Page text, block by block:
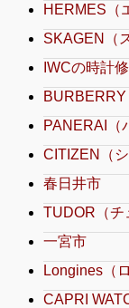
HERMES（
SKAGEN（
IWCの時計
PANERAI（
CITIZEN（
春日井市
TUDOR（チ
一宮市
Longines（
CAPRI